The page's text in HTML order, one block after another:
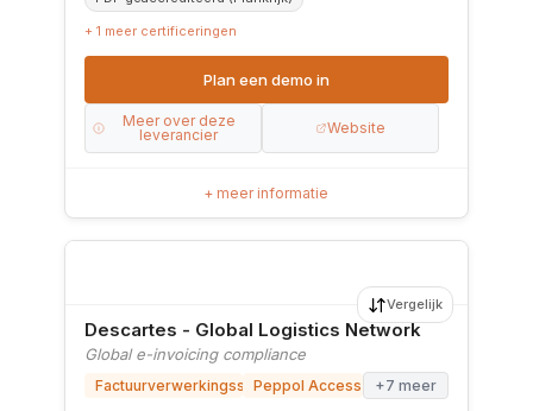
+ 1 meer certificeringen
Plan een demo in
Meer over deze
leverancier
Website
+ meer informatie
Descartes - Global Logistics Network
Global e-invoicing compliance
FactuurverwerkingssoftwarePeppol Access Point+7 meer
Vergelijk